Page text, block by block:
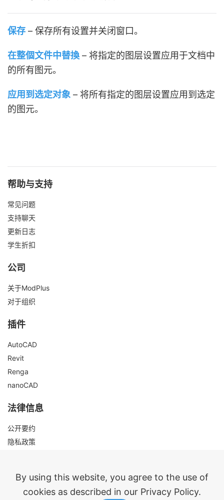
保存 – 保存所有设置并关闭窗口。
在整個文件中替換 – 将指定的图层设置应用于文档中
的所有图元。
应用到选定对象 – 将所有指定的图层设置应用到选定
的图元。
帮助与支持
常见问题
支持聊天
更新日志
学生折扣
公司
关于ModPlus
对于组织
插件
AutoCAD
Revit
Renga
nanoCAD
法律信息
公开要约
隐私政策
By using this website, you agree to the use of
cookies as described in our Privacy Policy.